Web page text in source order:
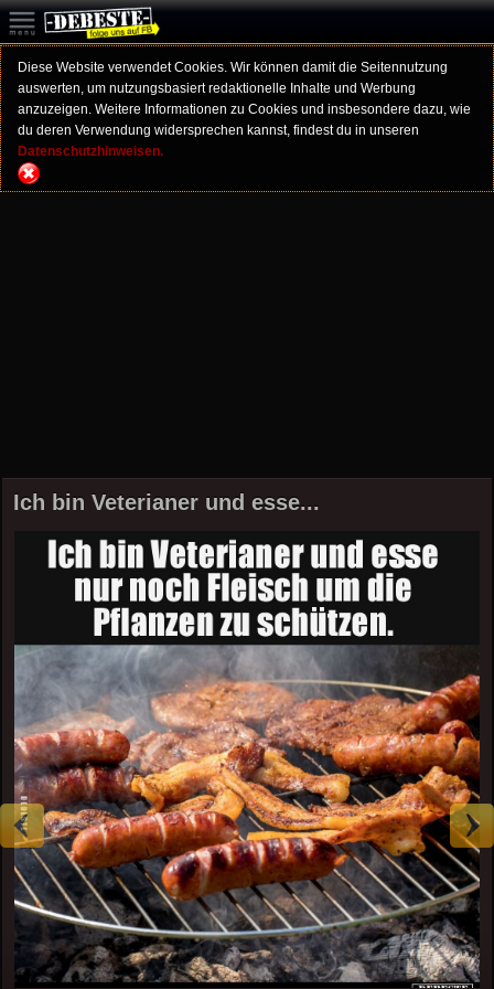
Diese Website verwendet Cookies. Wir können damit die Seitennutzung
auswerten, um nutzungsbasiert redaktionelle Inhalte und Werbung
anzuzeigen. Weitere Informationen zu Cookies und insbesondere dazu, wie
du deren Verwendung widersprechen kannst, findest du in unseren
Datenschutzhinweisen.
Ich bin Veterianer und esse...